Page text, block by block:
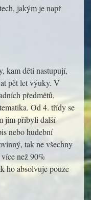
jakým je např
kam děti nastupují,
pět let výuky. V
předmětů,
Od 4. třídy se
jim přibyli další
nebo hudební
tak ne všechny
než 90%
ho absolvuje pouze